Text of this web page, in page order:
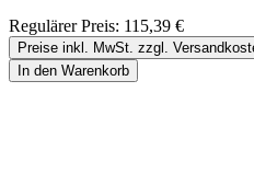
Regulärer Preis: 115,39 €
Preise inkl. MwSt. zzgl.
In den Warenkorb